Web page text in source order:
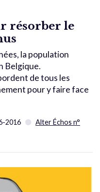
résorber le
la population
Belgique.
de tous les
pour y faire face
2016
Alter Échos n°